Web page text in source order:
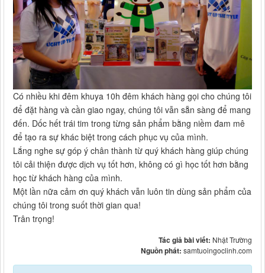
Có nhiều khi đêm khuya 10h đêm khách hàng gọi cho chúng tôi
để đặt hàng và cần giao ngay, chúng tôi vẫn sẵn sàng để mang
đến. Dốc hết trái tim trong từng sản phẩm bằng niềm đam mê
để tạo ra sự khác biệt trong cách phục vụ của mình.
Lắng nghe sự góp ý chân thành từ quý khách hàng giúp chúng
tôi cải thiện được dịch vụ tốt hơn, không có gì học tốt hơn bằng
học từ khách hàng của mình.
Một lần nữa cảm ơn quý khách vẫn luôn tin dùng sản phẩm của
chúng tôi trong suốt thời gian qua!
Trân trọng!
Tác giả bài viết: Nhật Trường
Nguồn phát: samtuoingoclinh.com